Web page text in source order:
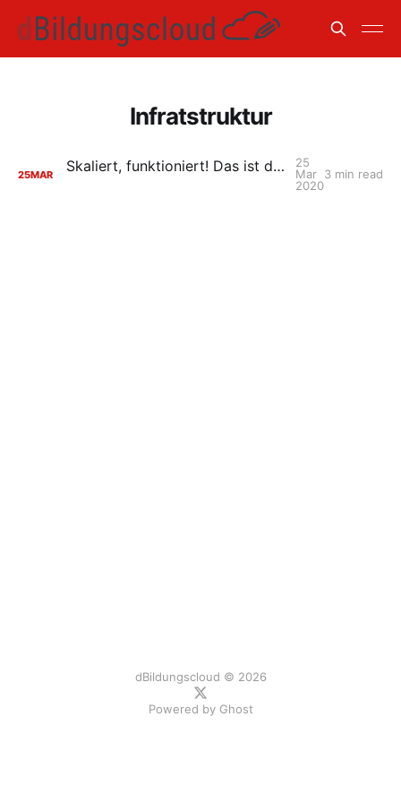
Infratstruktur
25MAR Skaliert, funktioniert! Das ist die neue Infrastruktur der HPI Schul-Cloud
25
Mar
2020
3 min read
dBildungscloud © 2026
Powered by Ghost